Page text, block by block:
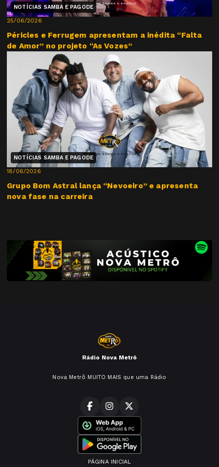
NOTÍCIAS SAMBA E PAGODE
25/06/2026
Péricles e Ferrugem apresentam a inédita “Falta
de Amor” no projeto “As Vozes”
NOTÍCIAS SAMBA E PAGODE
18/06/2026
Grupo Bom Astral lança “Nevoeiro” e apresenta
nova fase na carreira
Rádio Nova Metrô
Nova Metrô MUITO MAIS que uma Rádio
PÁGINA INICIAL